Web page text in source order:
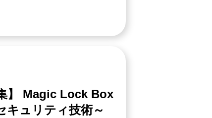
】 Magic Lock Box
キュリティ技術～